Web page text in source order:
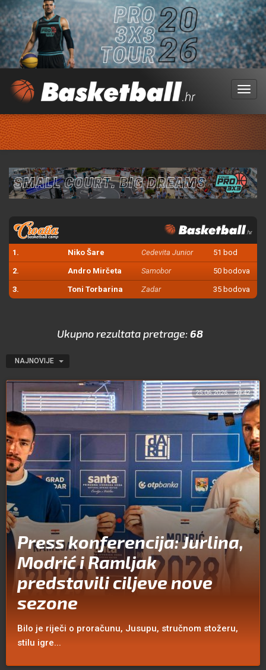
Menu
1. Niko Šare Cedevita Junior 51 bod
2. Andro Mirčeta Samobor 50 bodova
3. Toni Torbarina Zadar 35 bodova
Ukupno rezultata pretrage:68
NAJNOVIJE
25.06.2026. 20:42
Press konferencija: Jurlina,
Modrić i Ramljak
predstavili ciljeve nove
sezone
Bilo je riječi o proračunu, Jusupu, stručnom stožeru,
stilu igre...